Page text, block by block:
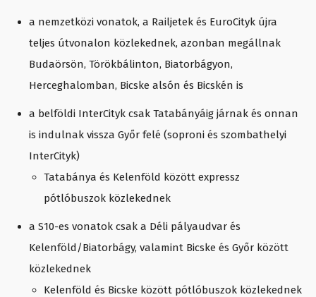
a nemzetközi vonatok, a Railjetek és EuroCityk újra
teljes útvonalon közlekednek, azonban megállnak
Budaörsön, Törökbálinton, Biatorbágyon,
Herceghalomban, Bicske alsón és Bicskén is
a belföldi InterCityk csak Tatabányáig járnak és onnan
is indulnak vissza Győr felé (soproni és szombathelyi
InterCityk)
Tatabánya és Kelenföld között expressz
pótlóbuszok közlekednek
a S10-es vonatok csak a Déli pályaudvar és
Kelenföld/Biatorbágy, valamint Bicske és Győr között
közlekednek
Kelenföld és Bicske között pótlóbuszok közlekednek